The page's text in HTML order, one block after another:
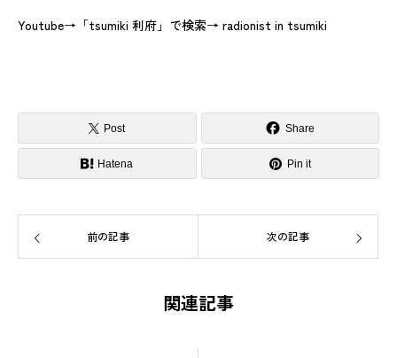
Youtube→「tsumiki 利府」で検索→ radionist in tsumiki
Post Share
Hatena Pin it
前の記事 次の記事
関連記事